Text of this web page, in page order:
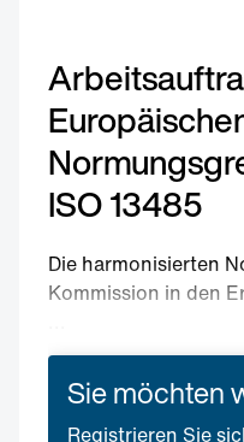
ISO 13485
Die harmonisierten
Kommission in den
Sie möchten
Registrieren Sie